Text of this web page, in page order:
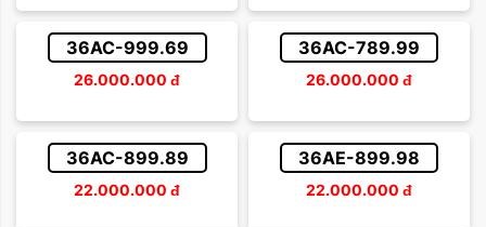
36AC-999.69
26.000.000 đ
36AC-789.99
26.000.000 đ
36AC-899.89
22.000.000 đ
36AE-899.98
22.000.000 đ